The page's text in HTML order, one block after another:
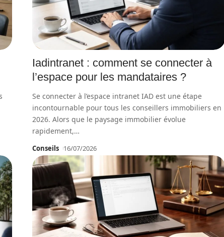
Iadintranet : comment se connecter à
l’espace pour les mandataires ?
Se connecter à l’espace intranet IAD est une étape
incontournable pour tous les conseillers immobiliers en
2026. Alors que le paysage immobilier évolue
rapidement,…
Conseils 16/07/2026